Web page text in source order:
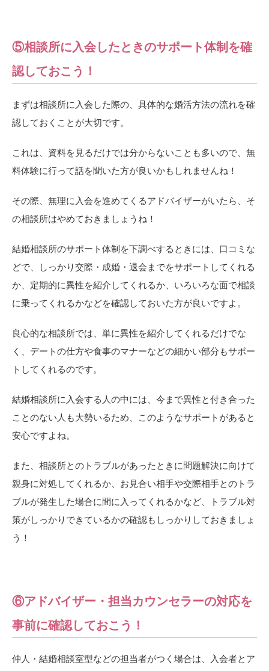
⑤相談所に入会したときのサポート体制を確
認しておこう！
まずは相談所に入会した際の、具体的な婚活方法の流れを確
認しておくことが大切です。
これは、資料を見るだけでは分からないことも多いので、無
料体験に行って話を聞いた方が良いかもしれませんね！
その際、無理に入会を進めてくるアドバイザーがいたら、そ
の相談所はやめておきましょうね！
結婚相談所のサポート体制を下調べするときには、口コミな
どで、しっかり交際・成婚・退会までをサポートしてくれる
か、定期的に異性を紹介してくれるか、いろいろな面で相談
に乗ってくれるかなどを確認しておいた方が良いですよ。
良心的な相談所では、単に異性を紹介してくれるだけでな
く、デートの仕方や食事のマナーなどの細かい部分もサポー
トしてくれるのです。
結婚相談所に入会する人の中には、今まで異性と付き合った
ことのない人も大勢いるため、このようなサポートがあると
安心ですよね。
また、相談所とのトラブルがあったときに問題解決に向けて
親身に対処してくれるか、お見合い相手や交際相手とのトラ
ブルが発生した場合に間に入ってくれるかなど、トラブル対
策がしっかりできているかの確認もしっかりしておきましょ
う！
⑥アドバイザー・担当カウンセラーの対応を
事前に確認しておこう！
仲人・結婚相談室型などの担当者がつく場合は、入会者とア